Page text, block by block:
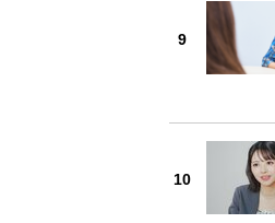
9
10